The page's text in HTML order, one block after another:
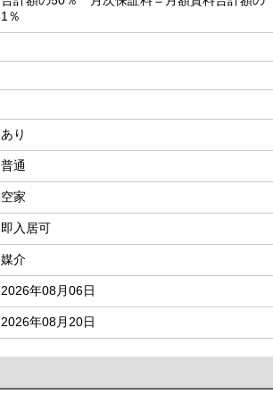
1％
あり
普通
空家
即入居可
媒介
2026年08月06日
2026年08月20日